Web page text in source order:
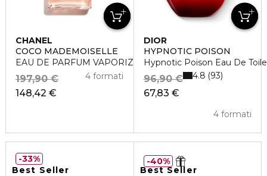
CHANEL
COCO MADEMOISELLE
EAU DE PARFUM VAPORIZZATORE
148,42 €
197,90 € 4 formati
DIOR
HYPNOTIC POISON
Hypnotic Poison Eau De
67,83 €
96,90 €
4 formati
4.8 93
Best Seller
33%
Best Seller
40%